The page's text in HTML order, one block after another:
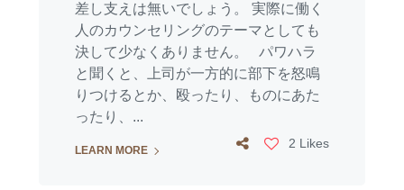
差し支えは無いでしょう。 実際に働く
人のカウンセリングのテーマとしても
決して少なくありません。 パワハラ
と聞くと、上司が一方的に部下を怒鳴
りつけるとか、殴ったり、ものにあた
ったり、...
LEARN MORE 2 Likes